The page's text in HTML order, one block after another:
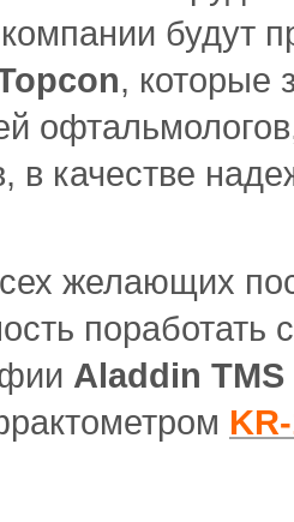
будут
, которые
в качестве
желающих
поработать
Aladdin